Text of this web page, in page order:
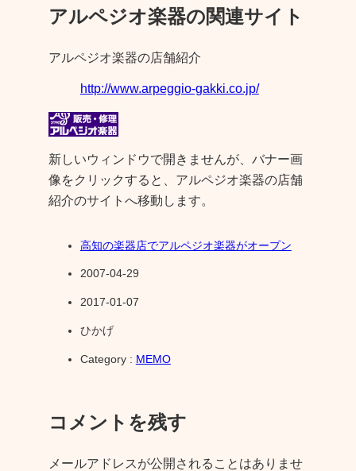
アルペジオ楽器の関連サイト
アルペジオ楽器の店舗紹介
http://www.arpeggio-gakki.co.jp/
新しいウィンドウで開きませんが、バナー画
像をクリックすると、アルペジオ楽器の店舗
紹介のサイトへ移動します。
高知の楽器店でアルペジオ楽器がオープン
2007-04-29
2017-01-07
ひかげ
Category : MEMO
コメントを残す
メールアドレスが公開されることはありませ